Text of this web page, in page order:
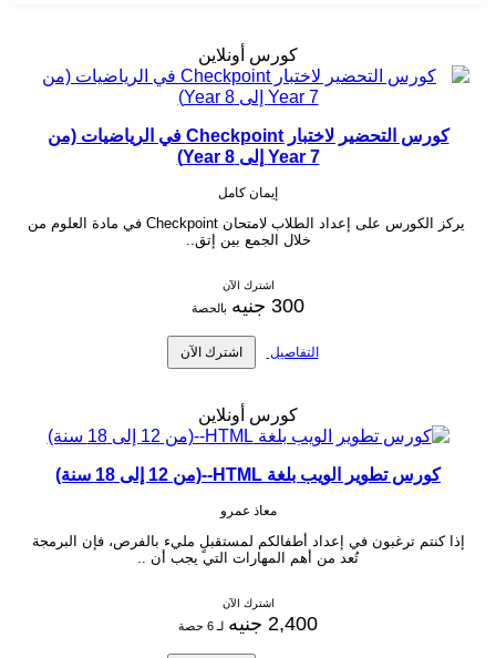
كورس أونلاين
كورس التحضير لاختبار Checkpoint في الرياضيات (من
Year 7 إلى Year 8)
إيمان كامل
يركز الكورس على إعداد الطلاب لامتحان Checkpoint في مادة العلوم من
خلال الجمع بين إتق..
اشترك الآن
300 جنيه بالحصة
التفاصيل اشترك الآن
كورس أونلاين
كورس تطوير الويب بلغة HTML--(من 12 إلى 18 سنة)
معاذ عمرو
إذا كنتم ترغبون في إعداد أطفالكم لمستقبلٍ مليء بالفرص، فإن البرمجة
تُعد من أهم المهارات التي يجب أن ..
اشترك الآن
2,400 جنيه لـ 6 حصة